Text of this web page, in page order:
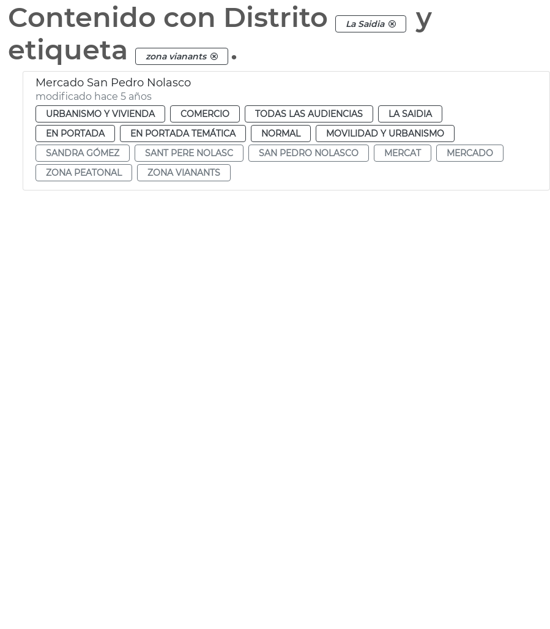
Contenido con Distrito La Saidia
y
etiqueta
zona vianants .
Mercado San Pedro Nolasco
modificado hace 5 años
URBANISMO Y VIVIENDA COMERCIO TODAS LAS AUDIENCIAS
LA SAIDIA
EN PORTADA
EN PORTADA TEMÁTICA NORMAL
MOVILIDAD Y URBANISMO
SANDRA GÓMEZ
SANT PERE NOLASC SAN PEDRO NOLASCO MERCAT
MERCADO
ZONA PEATONAL
ZONA VIANANTS